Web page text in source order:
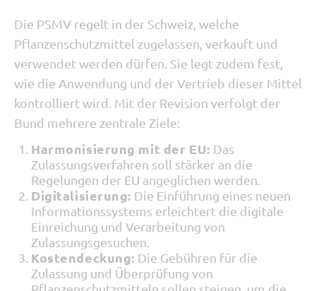
Die PSMV regelt in der Schweiz, welche
Pflanzenschutzmittel zugelassen, verkauft und
verwendet werden dürfen. Sie legt zudem fest,
wie die Anwendung und der Vertrieb dieser Mittel
kontrolliert wird. Mit der Revision verfolgt der
Bund mehrere zentrale Ziele:
Harmonisierung mit der EU: Das
Zulassungsverfahren soll stärker an die
Regelungen der EU angeglichen werden.
Digitalisierung: Die Einführung eines neuen
Informationssystems erleichtert die digitale
Einreichung und Verarbeitung von
Zulassungsgesuchen.
Kostendeckung: Die Gebühren für die
Zulassung und Überprüfung von